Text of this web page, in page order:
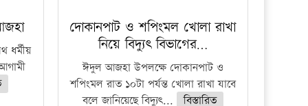
দোকানপাট ও শপিংমল খোলা রাখা
নিয়ে বিদ্যুৎ বিভাগের…
ঈদুল আজহা উপলক্ষে দোকানপাট ও
শপিংমল রাত ১০টা পর্যন্ত খোলা রাখা যাবে
বলে জানিয়েছে বিদ্যুৎ...
বিস্তারিত